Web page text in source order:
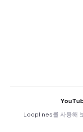
Looplines를 사용해